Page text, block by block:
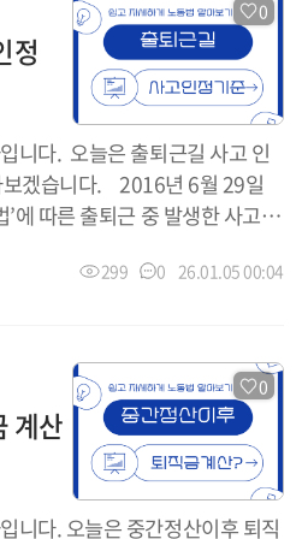
성 판단 기준 대법원은 수습 해고
게 인정할 수 있다고 보면서도,
사회통념상 상당성이 요구된다
력 부족 해고의 한계 근무 성적이
유가 되기 어렵고, 평가 과정의
입증되어야 합니다. 4. 절차적
추상적으로 통...
정
니다. 오늘은 출퇴근길 사고 인
보겠습니다. 2016년 6월 29일
에 따른 출퇴근 중 발생한 사고는
전에는 출퇴근 사고가 원칙적으
이후에는 인정 범위가 크게 확
생 여부가 아니라, 사고 당시 이동
핵심 판단 기준이 됩니다. 통상적
한 요건 출퇴근 재해로 인정되기
모두 충족해야 합니다. 주거지
점으로 하는 이동일 것 업무를 시
이동일 것 → 즉, 취업과 상당한
299 0 26.01.05 00:04
0
계산
니다. 오늘은 중간정산이후 퇴직
0